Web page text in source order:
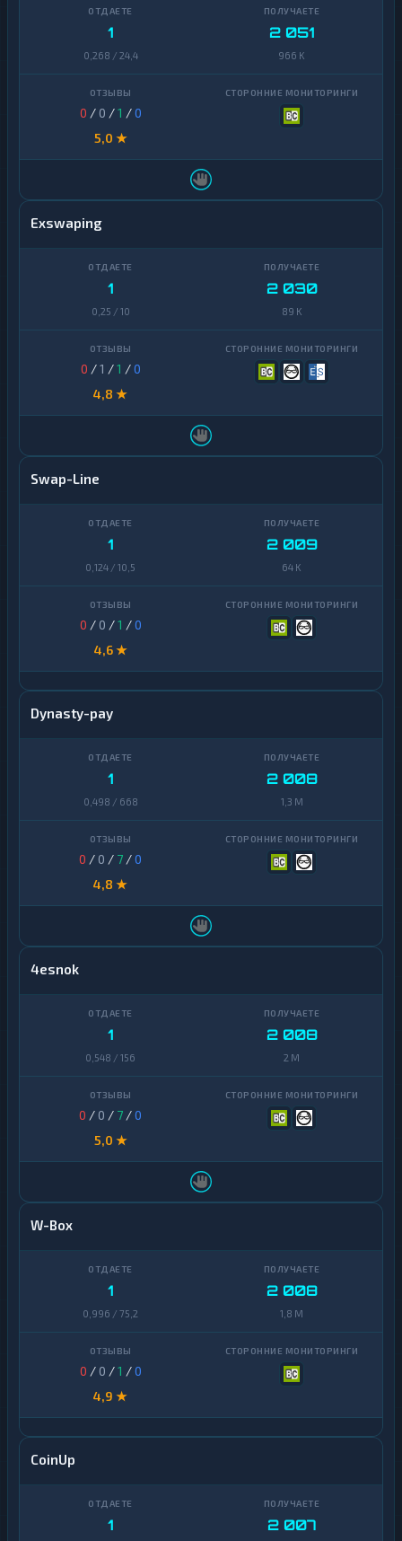
1
0,268 / 24,4
2 051
966 K
0 / 0 /1 /0
5,0 ★
Exswaping
1
0,25 / 10
2 030
89 K
0 /1 /1 /0
4,8 ★
Swap-Line
1
0,124 / 10,5
2 009
64 K
0 / 0 /1 /0
4,6 ★
Dynasty-pay
1
0,498 / 668
2 008
1,3 M
0 / 0 / 7 /0
4,8 ★
4esnok
1
0,548 / 156
2 008
2 M
0 / 0 / 7 /0
5,0 ★
W-Box
1
0,996 / 75,2
2 008
1,8 M
0 / 0 /1 /0
4,9 ★
CoinUp
1 2 007